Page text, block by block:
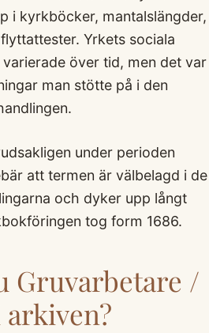
i kyrkböcker, mantalslängder,
Yrkets sociala
över tid, men det var
man stötte på i den
under perioden
att termen är välbelagd i de
och dyker upp långt
tog form 1686.
Gruvarbetare /